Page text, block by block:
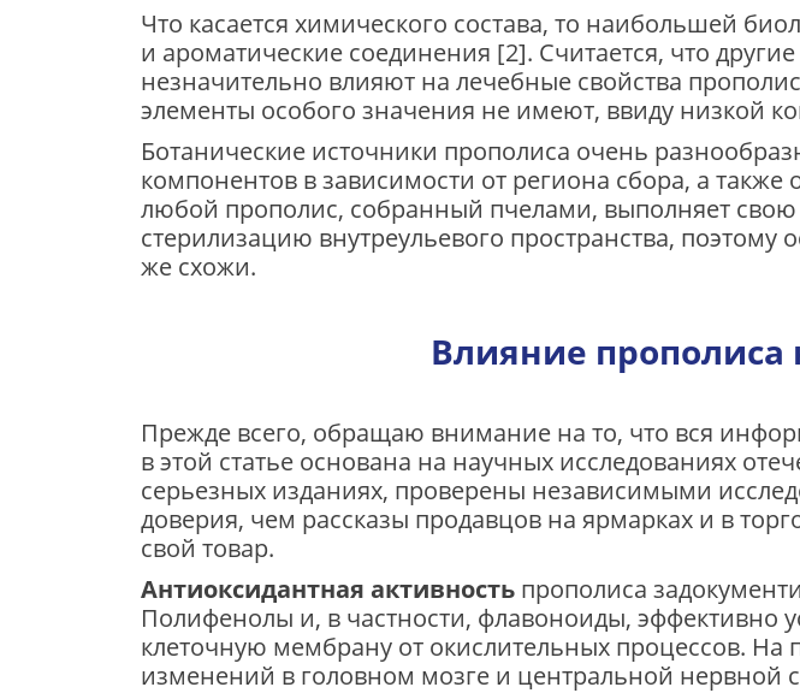
Что касается химического состава, то наибольшей
и ароматические соединения [2]. Считается, что
незначительно влияют на лечебные свойства
элементы особого значения не имеют, ввиду низкой
Ботанические источники прополиса очень
компонентов в зависимости от региона сбора, а
любой прополис, собранный пчелами, выполняет
стерилизацию внутреульевого пространства,
же схожи.
Влияние прополиса
Прежде всего, обращаю внимание на то, что вся
в этой статье основана на научных исследованиях
серьезных изданиях, проверены независимыми
доверия, чем рассказы продавцов на ярмарках и в
свой товар.
Антиоксидантная активность прополиса
Полифенолы и, в частности, флавоноиды, эффективно
клеточную мембрану от окислительных процессов. На
изменений в головном мозге и центральной нервной